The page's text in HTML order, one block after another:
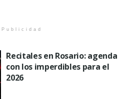
Publicidad
Recitales en Rosario: agenda
con los imperdibles para el
2026